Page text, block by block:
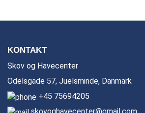
KONTAKT
Skov og Havecenter
Odelsgade 57, Juelsminde, Danmark
+45 75694205